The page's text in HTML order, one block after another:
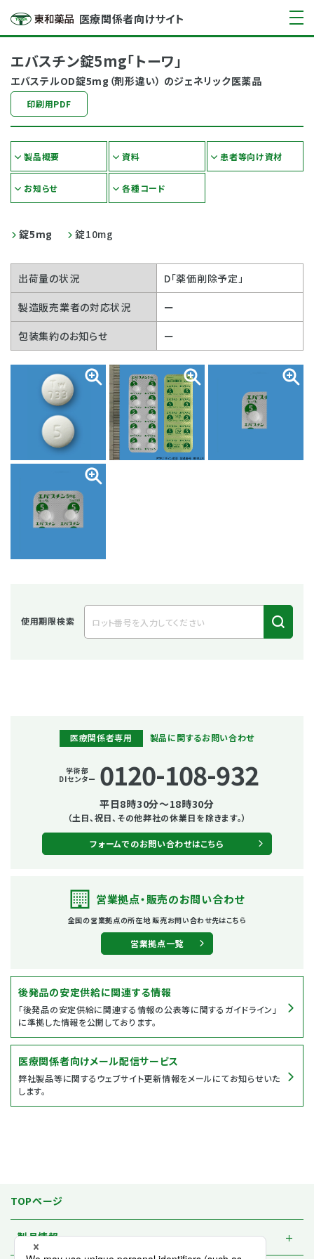
医療関係者向けサイト
エバスチン錠5mg「トーワ」
エバステルOD錠5mg（剤形違い） のジェネリック医薬品
印刷用PDF
製品概要 資料 患者等向け資材
お知らせ 各種コード
錠5mg 錠10mg
出荷量の状況 D「薬価削除予定」
製造販売業者の対応状況 ー
包装集約のお知らせ ー
使用期限検索
医療関係者専用 製品に関するお問い合わせ
学術部
DIセンター 0120-108-932
平日8時30分～18時30分
（土日、祝日、その他弊社の休業日を除きます。）
フォームでのお問い合わせはこちら
営業拠点・販売のお問い合わせ
全国の営業拠点の所在地販売お問い合わせ先はこちら
営業拠点一覧
後発品の安定供給に関連する情報
「後発品の安定供給に関連する情報の公表等に関するガイドライン」
に準拠した情報を公開しております。
医療関係者向けメール配信サービス
弊社製品等に関するウェブサイト更新情報をメールにてお知らせいた
します。
TOPページ
製品情報